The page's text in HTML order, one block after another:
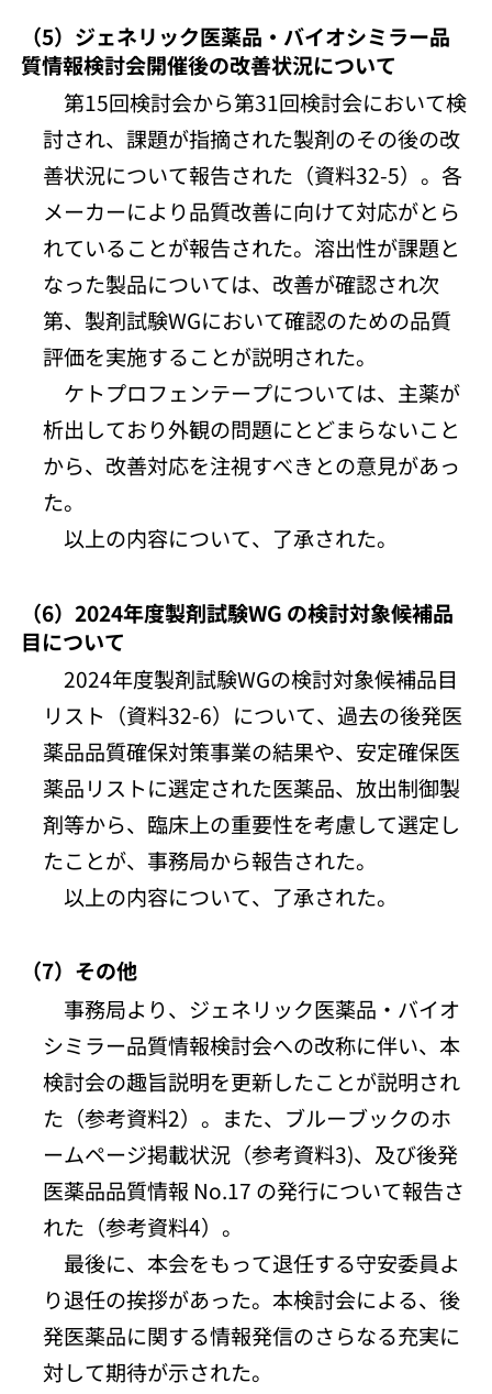
（5）ジェネリック医薬品・バイオシミラー品
質情報検討会開催後の改善状況について
第15回検討会から第31回検討会において検
討され、課題が指摘された製剤のその後の改
善状況について報告された（資料32-5）。各
メーカーにより品質改善に向けて対応がとら
れていることが報告された。溶出性が課題と
なった製品については、改善が確認され次
第、製剤試験WGにおいて確認のための品質
評価を実施することが説明された。
ケトプロフェンテープについては、主薬が
析出しており外観の問題にとどまらないこと
から、改善対応を注視すべきとの意見があっ
た。
以上の内容について、了承された。
（6）2024年度製剤試験WG の検討対象候補品
目について
2024年度製剤試験WGの検討対象候補品目
リスト（資料32-6）について、過去の後発医
薬品品質確保対策事業の結果や、安定確保医
薬品リストに選定された医薬品、放出制御製
剤等から、臨床上の重要性を考慮して選定し
たことが、事務局から報告された。
以上の内容について、了承された。
（7）その他
事務局より、ジェネリック医薬品・バイオ
シミラー品質情報検討会への改称に伴い、本
検討会の趣旨説明を更新したことが説明され
た（参考資料2）。また、ブルーブックのホ
ームページ掲載状況（参考資料3)、及び後発
医薬品品質情報 No.17 の発行について報告さ
れた（参考資料4）。
最後に、本会をもって退任する守安委員よ
り退任の挨拶があった。本検討会による、後
発医薬品に関する情報発信のさらなる充実に
対して期待が示された。